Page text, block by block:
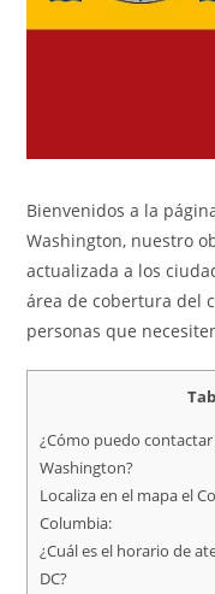
Bienvenidos a la
Washington, nuestro
actualizada a los
área de cobertura del
personas que
¿Cómo puedo
Washington?
Localiza en el mapa el
Columbia:
¿Cuál es el horario de
DC?